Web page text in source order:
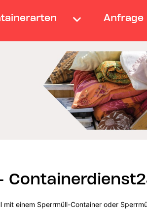
Anfrage
einem Sperrmüll-Container oder